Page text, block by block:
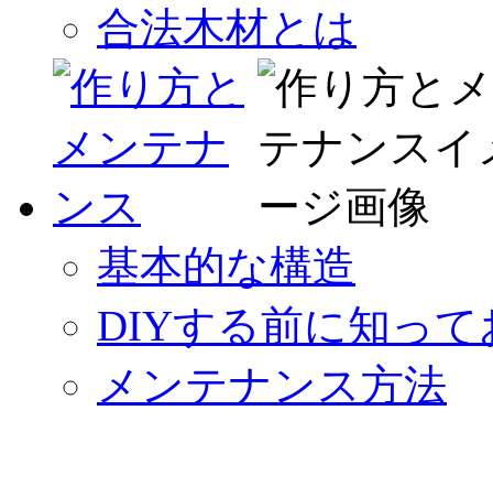
合法木材とは
基本的な構造
DIYする前に知って
メンテナンス方法